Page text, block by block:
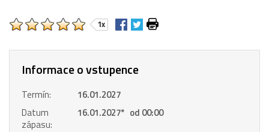
1x
Informace o vstupence
Termín:
16.01.2027
Datum
zápasu:
16.01.2027* od 00:00